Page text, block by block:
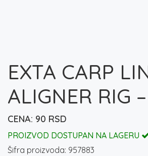
EXTA CARP
ALIGNER RIG
90 RSD
PROIZVOD DOSTUPAN NA LAGERU
Šifra proizvoda: 957883